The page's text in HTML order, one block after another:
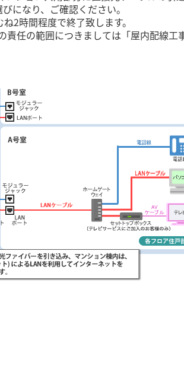
になり、ご確認ください。
2時間程度で終了致します。
任の範囲につきましては「屋内配線